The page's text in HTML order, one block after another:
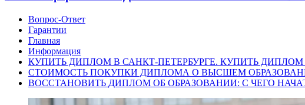
Вопрос-Ответ
Гарантии
Главная
Информация
КУПИТЬ ДИПЛОМ В САНКТ-ПЕТЕРБУРГЕ. КУПИТЬ
СТОИМОСТЬ ПОКУПКИ ДИПЛОМА О ВЫСШЕМ
ВОССТАНОВИТЬ ДИПЛОМ ОБ ОБРАЗОВАНИИ: С ЧЕГО